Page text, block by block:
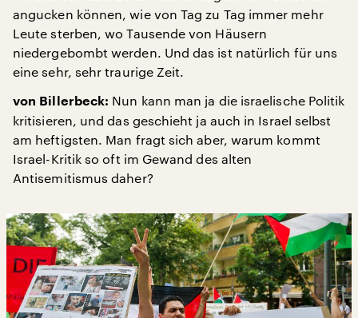
angucken können, wie von Tag zu Tag immer mehr
Leute sterben, wo Tausende von Häusern
niedergebombt werden. Und das ist natürlich für uns
eine sehr, sehr traurige Zeit.
von Billerbeck: Nun kann man ja die israelische Politik
kritisieren, und das geschieht ja auch in Israel selbst
am heftigsten. Man fragt sich aber, warum kommt
Israel-Kritik so oft im Gewand des alten
Antisemitismus daher?